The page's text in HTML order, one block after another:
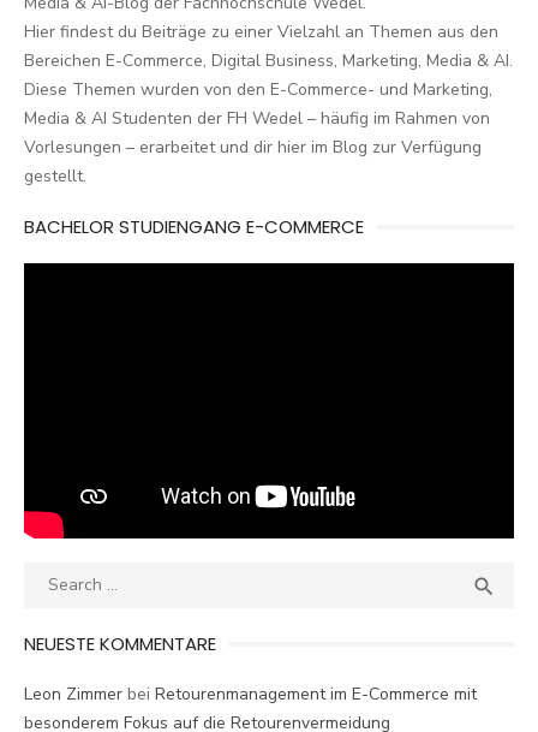
Hier findest du Beiträge zu einer Vielzahl an Themen aus den
Bereichen E-Commerce, Digital Business, Marketing, Media & AI.
Diese Themen wurden von den E-Commerce- und Marketing,
Media & AI Studenten der FH Wedel – häufig im Rahmen von
Vorlesungen – erarbeitet und dir hier im Blog zur Verfügung
gestellt.
BACHELOR STUDIENGANG E-COMMERCE
Search

NEUESTE KOMMENTARE
Leon Zimmer bei Retourenmanagement im E-Commerce mit
besonderem Fokus auf die Retourenvermeidung